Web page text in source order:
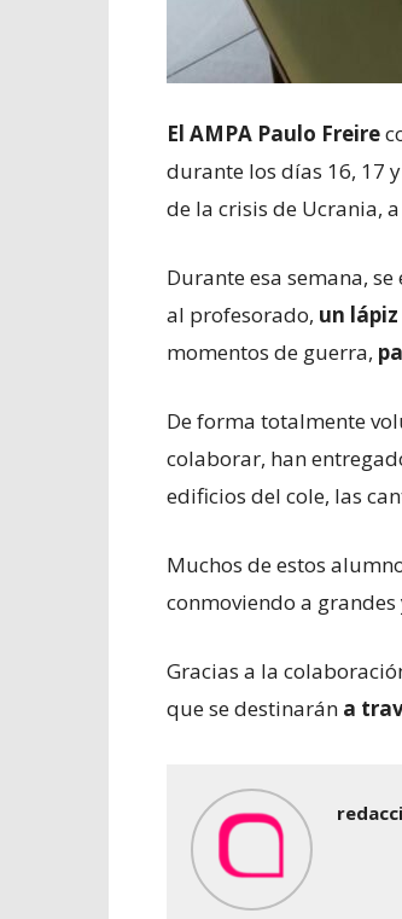
El AMPA Paulo Freire
durante los días 16, 17
de la crisis de Ucrania,
Durante esa semana,
al profesorado, un
momentos de guerra,
De forma totalmente
colaborar, han
edificios del cole, las
Muchos de estos
conmoviendo a grandes
Gracias a la
que se destinarán a